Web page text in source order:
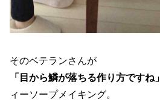
そのベテランさんが
「目から鱗が落ちる作り方ですね」
ィーソープメイキング。